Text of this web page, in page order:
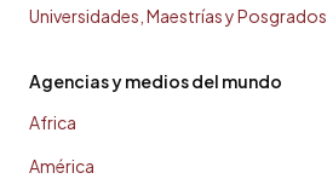
Universidades, Maestrías y Posgrados
Agencias y medios del mundo
Africa
América